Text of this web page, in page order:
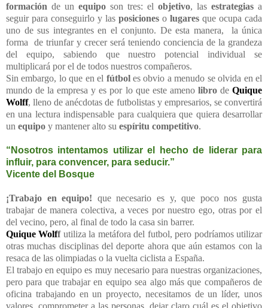
formación de un equipo son tres: el objetivo, las estrategias a
seguir para conseguirlo y las posiciones o lugares que ocupa cada
uno de sus integrantes en el conjunto. De esta manera, la única
forma de triunfar y crecer será teniendo conciencia de la grandeza
del equipo, sabiendo que nuestro potencial individual se
multiplicará por el de todos nuestros compañeros.
Sin embargo, lo que en el fútboles obvio a menudo se olvida en el
mundo de la empresa y es por lo que este ameno librodeQuique
Wolff, lleno de anécdotas de futbolistas y empresarios, se convertirá
en una lectura indispensable para cualquiera que quiera desarrollar
un equipo y mantener alto su espíritu competitivo.
“Nosotros intentamos utilizar el hecho de liderar para
influir, para convencer, para seducir.”
Vicente del Bosque
¡Trabajo en equipo! que necesario es y, que poco nos gusta
trabajar de manera colectiva, a veces por nuestro ego, otras por el
del vecino, pero, al final de todo la casa sin barrer.
Quique Wolffutiliza la metáfora del futbol, pero podríamos utilizar
otras muchas disciplinas del deporte ahora que aún estamos con la
resaca de las olimpiadas o la vuelta ciclista a España.
El trabajo en equipo es muy necesario para nuestras organizaciones,
pero para que trabajar en equipo sea algo más que compañeros de
oficina trabajando en un proyecto, necesitamos de un líder, unos
valores, comprometer a las personas, dejar claro cuál es el objetivo